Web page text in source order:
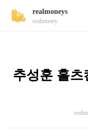
realmoneys
realmoney
추성훈 홀츠